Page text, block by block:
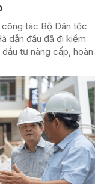
tác Bộ Dân tộc
dẫn đầu đã đi kiểm
tư nâng cấp, hoàn